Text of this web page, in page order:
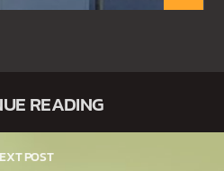
READING
POST